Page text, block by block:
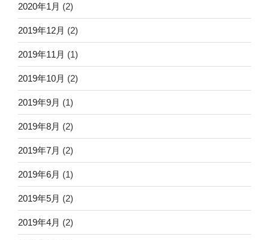
2020年1月 (2)
2019年12月 (2)
2019年11月 (1)
2019年10月 (2)
2019年9月 (1)
2019年8月 (2)
2019年7月 (2)
2019年6月 (1)
2019年5月 (2)
2019年4月 (2)